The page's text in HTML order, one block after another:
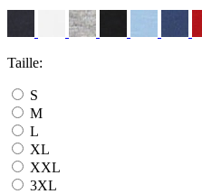
Taille:
S
M
L
XL
XXL
3XL